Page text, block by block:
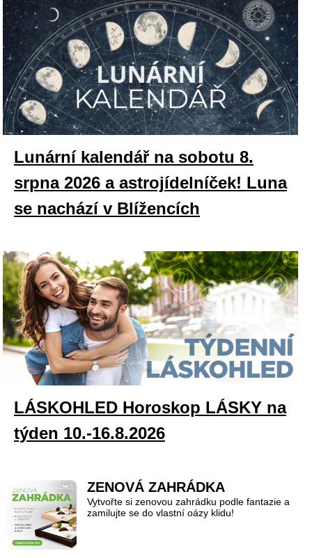
Lunární kalendář na sobotu 8.
srpna 2026 a astrojídelníček! Luna
se nachází v Blížencích
LÁSKOHLED Horoskop LÁSKY na
týden 10.-16.8.2026
ZENOVÁ ZAHRÁDKA
Vytvořte si zenovou zahrádku podle fantazie a
zamilujte se do vlastní oázy klidu!